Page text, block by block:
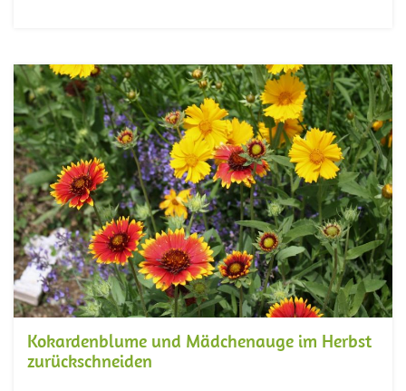
Kokardenblume und Mädchenauge im Herbst
zurückschneiden